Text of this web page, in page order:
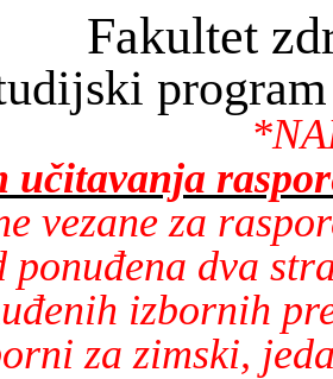
Fakultet
vezane za
ponuđena dva
izbornih
za zimski,